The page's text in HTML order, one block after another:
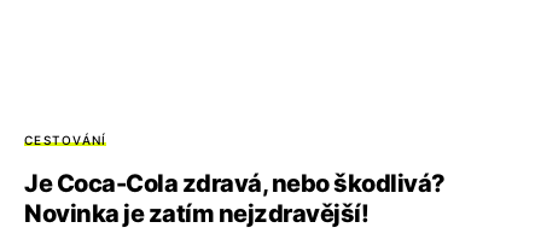
CESTOVÁNÍ
Je Coca-Cola zdravá, nebo škodlivá?
Novinka je zatím nejzdravější!